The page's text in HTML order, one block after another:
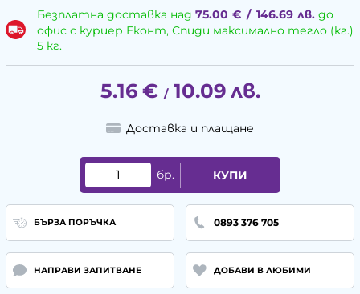
Безплатна доставка над 75.00 € / 146.69 лв.до
офис с куриер Еконт, Спиди максимално тегло (кг.)
5 кг.
5.16 € / 10.09 лв.
Доставка и плащане
бр. КУПИ
БЪРЗА ПОРЪЧКА 0893 376 705
НАПРАВИ ЗАПИТВАНЕ ДОБАВИ В ЛЮБИМИ